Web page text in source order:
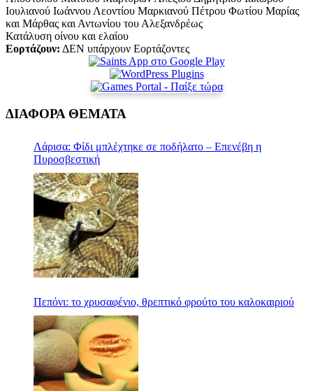
Ιουλιανού Ιωάννου Λεοντίου Μαρκιανού Πέτρου Φωτίου Μαρίας
και Μάρθας και Αντωνίου του Αλεξανδρέως
Κατάλυση οίνου και ελαίου
Εορτάζουν: ΔΕΝ υπάρχουν Εορτάζοντες
ΔΙΑΦΟΡΑ ΘΕΜΑΤΑ
Λάρισα: Φίδι μπλέχτηκε σε ποδήλατο – Επενέβη η
Πυροσβεστική
Πεπόνι: το χρυσαφένιο, θρεπτικό φρούτο του καλοκαιριού